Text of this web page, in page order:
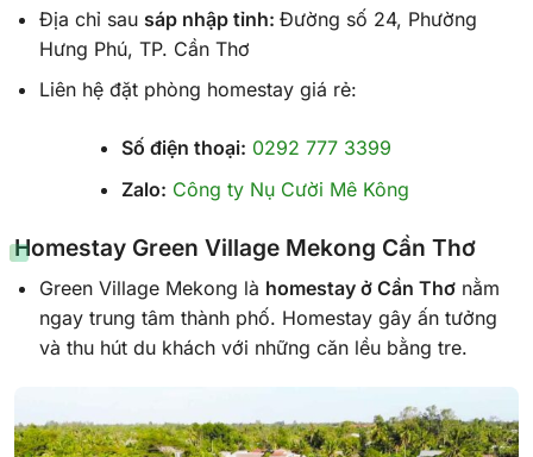
Địa chỉ sau sáp nhập tỉnh: Đường số 24, Phường
Hưng Phú, TP. Cần Thơ
Liên hệ đặt phòng homestay giá rẻ:
Số điện thoại: 0292 777 3399
Zalo: Công ty Nụ Cười Mê Kông
Homestay Green Village Mekong Cần Thơ
Green Village Mekong là homestay ở Cần Thơnằm
ngay trung tâm thành phố. Homestay gây ấn tưởng
và thu hút du khách với những căn lều bằng tre.